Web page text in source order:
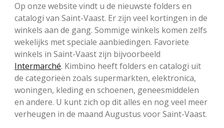
Op onze website vindt u de nieuwste folders en
catalogi van Saint-Vaast. Er zijn veel kortingen in de
winkels aan de gang. Sommige winkels komen zelfs
wekelijks met speciale aanbiedingen. Favoriete
winkels in Saint-Vaast zijn bijvoorbeeld
Intermarché. Kimbino heeft folders en catalogi uit
de categorieën zoals supermarkten, elektronica,
woningen, kleding en schoenen, geneesmiddelen
en andere. U kunt zich op dit alles en nog veel meer
verheugen in de maand Augustus voor Saint-Vaast.